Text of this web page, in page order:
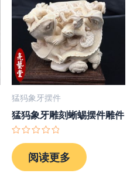
猛犸象牙摆件
猛犸象牙雕刻蜥蜴摆件雕件
评
分
0
&sol;
阅读更多